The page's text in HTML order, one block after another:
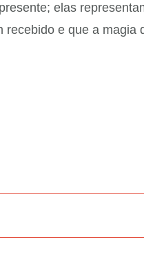
elas
e que a